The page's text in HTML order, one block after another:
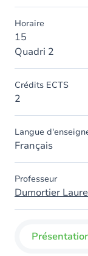
Horaire
15
Quadri 2
Crédits ECTS
2
Langue
Français
Professeur
Dumortier